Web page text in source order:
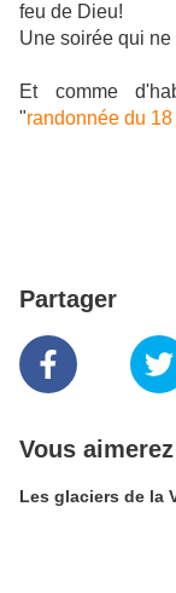
feu de Dieu!
Une soirée qui
Et comme
"randonnée du
Partager
Vous
Les glaciers de la